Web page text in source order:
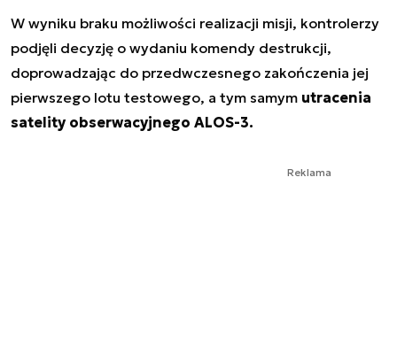
W wyniku braku możliwości realizacji misji, kontrolerzy
podjęli decyzję o wydaniu komendy destrukcji,
doprowadzając do przedwczesnego zakończenia jej
pierwszego lotu testowego, a tym samym utracenia
satelity obserwacyjnego ALOS-3.
Reklama